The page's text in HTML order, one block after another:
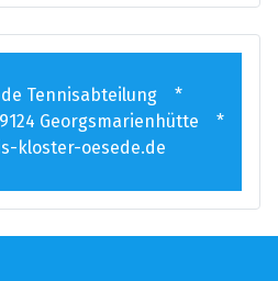
Tennisabteilung *
Georgsmarienhütte *
kloster-oesede.de